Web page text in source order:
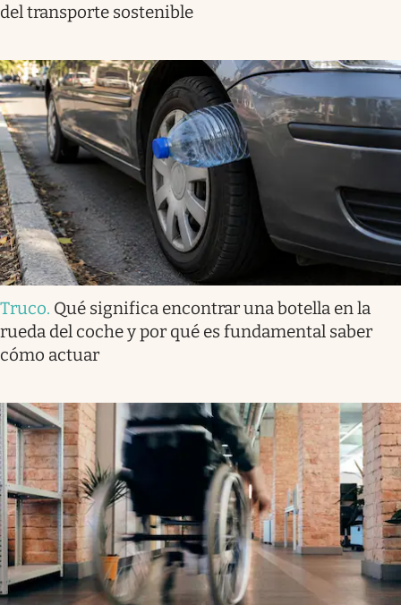
del transporte sostenible
Truco. Qué significa encontrar una botella en la
rueda del coche y por qué es fundamental saber
cómo actuar